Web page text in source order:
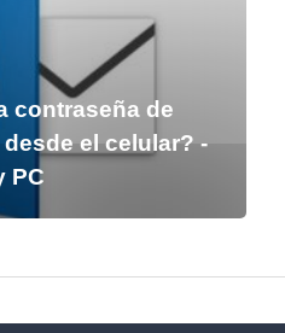
contraseña de
el celular? -
PC